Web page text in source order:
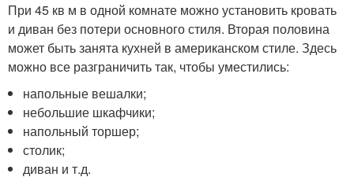
При 45 кв м в одной комнате можно установить кровать
и диван без потери основного стиля. Вторая половина
может быть занята кухней в американском стиле. Здесь
можно все разграничить так, чтобы уместились:
напольные вешалки;
небольшие шкафчики;
напольный торшер;
столик;
диван и т.д.